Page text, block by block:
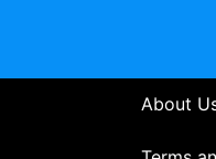
About